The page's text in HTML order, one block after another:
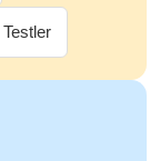
Testler